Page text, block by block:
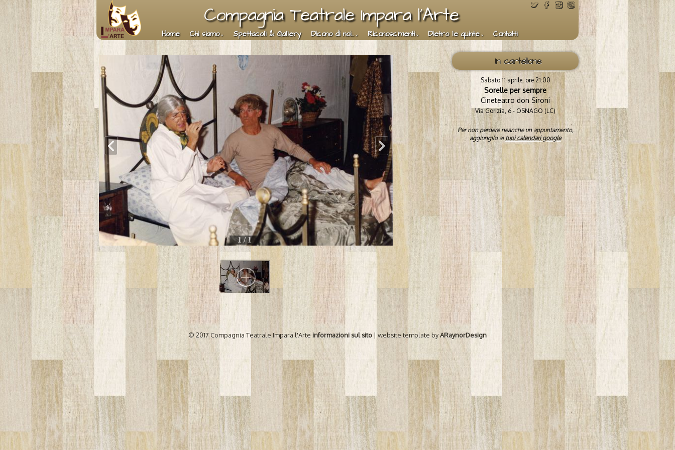
Compagnia Teatrale Impara l'Arte
Home Chi siamo Spettacoli & Gallery Dicono di noi... Riconoscimenti Dietro le quinte Contatti
In cartellone
Sabato 11 aprile, ore 21:00
Sorelle per sempre
Cineteatro don Sironi
Via Gorizia, 6 - OSNAGO (LC)
Per non perdere neanche un appuntamento,
aggiungilo ai tuoi calendari google
1 / 1
© 2017 Compagnia Teatrale Impara l'Arte informazioni sul sito | website template byARaynorDesign